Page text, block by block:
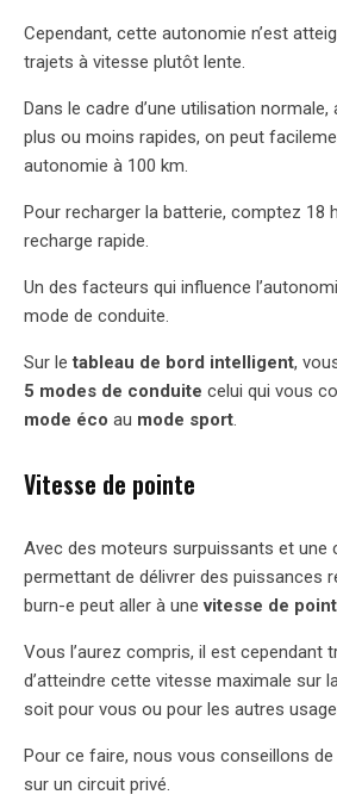
Cependant, cette autonomie n’est
trajets à vitesse plutôt lente.
Dans le cadre d’une utilisation
plus ou moins rapides, on peut
autonomie à 100 km.
Pour recharger la batterie, comptez 18
recharge rapide.
Un des facteurs qui influence
mode de conduite.
Sur letableau de bord intelligent,
5 modes de conduite celui qui vous
mode éco au mode sport.
Vitesse de pointe
Avec des moteurs surpuissants et une
permettant de délivrer des puissances
burn-e peut aller à unevitesse de
Vous l’aurez compris, il est cependant
d’atteindre cette vitesse maximale sur
soit pour vous ou pour les autres
Pour ce faire, nous vous conseillons
sur un circuit privé.